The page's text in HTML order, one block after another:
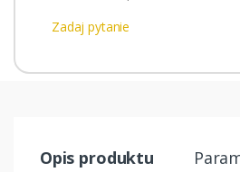
Zadaj pytanie
Opis produktu